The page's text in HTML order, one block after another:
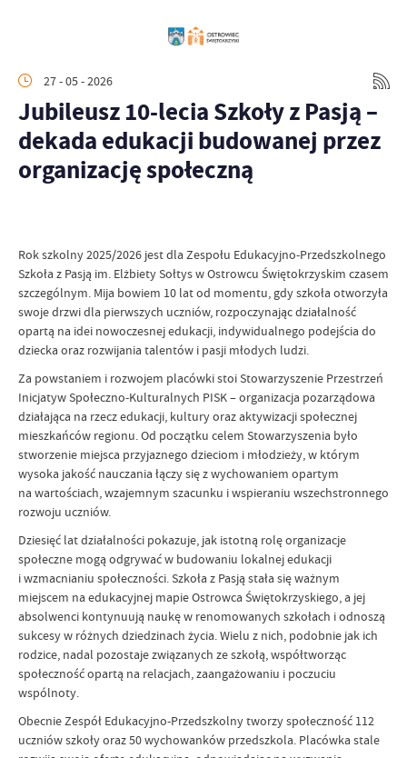
27 - 05 - 2026
Jubileusz 10-lecia Szkoły z Pasją –
dekada edukacji budowanej przez
organizację społeczną
Rok szkolny 2025/2026 jest dla Zespołu Edukacyjno-Przedszkolnego
Szkoła z Pasją im. Elżbiety Sołtys w Ostrowcu Świętokrzyskim czasem
szczególnym. Mija bowiem 10 lat od momentu, gdy szkoła otworzyła
swoje drzwi dla pierwszych uczniów, rozpoczynając działalność
opartą na idei nowoczesnej edukacji, indywidualnego podejścia do
dziecka oraz rozwijania talentów i pasji młodych ludzi.
Za powstaniem i rozwojem placówki stoi Stowarzyszenie Przestrzeń
Inicjatyw Społeczno-Kulturalnych PISK – organizacja pozarządowa
działająca na rzecz edukacji, kultury oraz aktywizacji społecznej
mieszkańców regionu. Od początku celem Stowarzyszenia było
stworzenie miejsca przyjaznego dzieciom i młodzieży, w którym
wysoka jakość nauczania łączy się z wychowaniem opartym
na wartościach, wzajemnym szacunku i wspieraniu wszechstronnego
rozwoju uczniów.
Dziesięć lat działalności pokazuje, jak istotną rolę organizacje
społeczne mogą odgrywać w budowaniu lokalnej edukacji
i wzmacnianiu społeczności. Szkoła z Pasją stała się ważnym
miejscem na edukacyjnej mapie Ostrowca Świętokrzyskiego, a jej
absolwenci kontynuują naukę w renomowanych szkołach i odnoszą
sukcesy w różnych dziedzinach życia. Wielu z nich, podobnie jak ich
rodzice, nadal pozostaje związanych ze szkołą, współtworząc
społeczność opartą na relacjach, zaangażowaniu i poczuciu
wspólnoty.
Obecnie Zespół Edukacyjno-Przedszkolny tworzy społeczność 112
uczniów szkoły oraz 50 wychowanków przedszkola. Placówka stale